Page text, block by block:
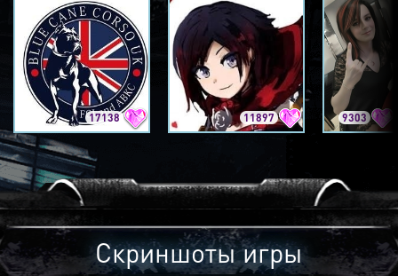
17138 11897 9303
Скриншоты игры